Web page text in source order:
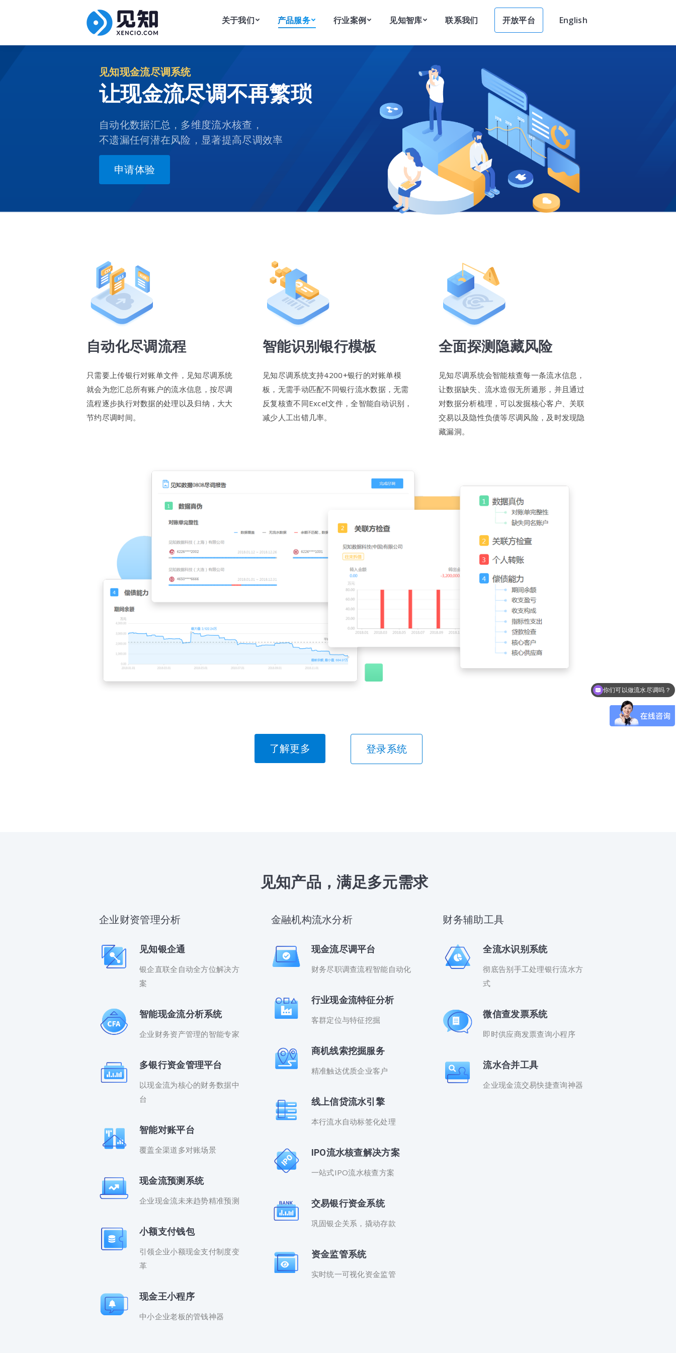
关于我们 产品服务 行业案例 见知智库 联系我们 开放平台 English
见知现金流尽调系统
让现金流尽调不再繁琐
自动化数据汇总，多维度流水核查，
不遗漏任何潜在风险，显著提高尽调效率
申请体验
自动化尽调流程
只需要上传银行对账单文件，见知尽调系统
就会为您汇总所有账户的流水信息，按尽调
流程逐步执行对数据的处理以及归纳，大大
节约尽调时间。
智能识别银行模板
见知尽调系统支持4200+银行的对账单模
板，无需手动匹配不同银行流水数据，无需
反复核查不同Excel文件，全智能自动识别，
减少人工出错几率。
全面探测隐藏风险
见知尽调系统会智能核查每一条流水信息，
让数据缺失、流水造假无所遁形，并且通过
对数据分析梳理，可以发掘核心客户、关联
交易以及隐性负债等尽调风险，及时发现隐
藏漏洞。
了解更多 登录系统
见知产品，满足多元需求
企业财资管理分析
见知银企通
银企直联全自动全方位解决方
案
智能现金流分析系统
企业财务资产管理的智能专家
多银行资金管理平台
以现金流为核心的财务数据中
台
智能对账平台
覆盖全渠道多对账场景
现金流预测系统
企业现金流未来趋势精准预测
小额支付钱包
引领企业小额现金支付制度变
革
现金王小程序
中小企业老板的管钱神器
金融机构流水分析
现金流尽调平台
财务尽职调查流程智能自动化
行业现金流特征分析
客群定位与特征挖掘
商机线索挖掘服务
精准触达优质企业客户
线上信贷流水引擎
本行流水自动标签化处理
IPO流水核查解决方案
一站式IPO流水核查方案
交易银行资金系统
巩固银企关系，撬动存款
资金监管系统
实时统一可视化资金监管
财务辅助工具
全流水识别系统
彻底告别手工处理银行流水方
式
微信查发票系统
即时供应商发票查询小程序
流水合并工具
企业现金流交易快捷查询神器
关于我们 产品服务 行业案例 见知智库 联系我们 开放平台 English
你们可以做流水尽调吗？